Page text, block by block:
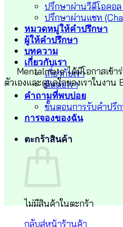
ปรึกษาผ่านวีดีโอคอล
ปรึกษาผ่านแชท
หมวดหมู่ให้คำปรึกษา
ผู้ให้คำปรึกษา
บทความ
เกี่ยวกับเรา
เกี่ยวกับเรา
ติดต่อเรา
คำถามที่พบบ่อย
ขั้นตอนการรับคำปรึ
การจองของฉัน
ตะกร้าสินค้า
ไม่มีสินค้าในตะกร้า
กลับสู่หน้าร้านค้า
Mentalmate ได้มีโอกาสเข้า
ตัวเองและดูแลใจของเราในง